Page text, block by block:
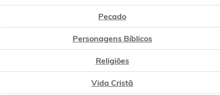
Pecado
Personagens Bíblicos
Religiões
Vida Cristã